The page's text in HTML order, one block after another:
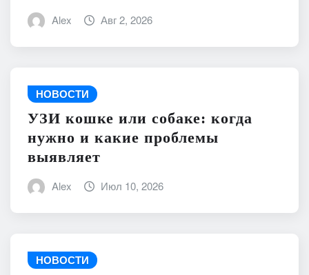
Alex Авг 2, 2026
НОВОСТИ
УЗИ кошке или собаке: когда
нужно и какие проблемы
выявляет
Alex Июл 10, 2026
НОВОСТИ